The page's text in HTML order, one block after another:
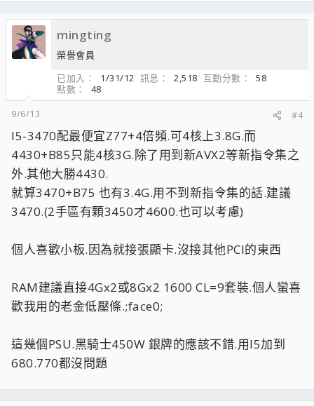
mingting
榮譽會員
已加入
1/31/12 訊息 2,518 互動分數
58
點數
48
9/6/13
#4
I5-3470配最便宜Z77+4倍頻.可4核上3.8G.而
4430+B85只能4核3G.除了用到新AVX2等新指令集之
外.其他大勝4430.
就算3470+B75 也有3.4G.用不到新指令集的話.建議
3470.(2手區有顆3450才4600.也可以考慮)
個人喜歡小板.因為就接張顯卡.沒接其他PCI的東西
RAM建議直接4Gx2或8Gx2 1600 CL=9套裝.個人蠻喜
歡我用的老金低壓條.;face0;
這幾個PSU.黑騎士450W 銀牌的應該不錯.用I5加到
680.770都沒問題